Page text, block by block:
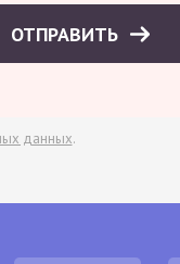
ОТПРАВИТЬ
данных.